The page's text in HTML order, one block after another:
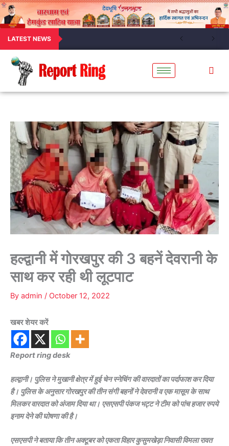
LATEST NEWS
हल्द्वानी में गोरखपुर की 3 बहनें देवरानी के
साथ कर रही थी लूटपाट
By admin / October 12, 2022
खबर शेयर करें
Report ring desk
हल्द्वानी। पुलिस ने मुखानी क्षेत्र में हुई चेन स्नेचिंग की वारदातों का पर्दाफाश कर दिया
है। पुलिस के अनुसार गोरखपुर की तीन संगी बहनों ने देवरानी व एक मासूम के साथ
मिलकर वारदात को अंजाम दिया था। एसएसपी पंकज भट्ट ने टीम को पांच हजार रुपये
इनाम देने की घोषणा की है।
एसएसपी ने बताया कि तीन अक्टूबर को एकता विहार कुसुमखेड़ा निवासी विमला रावत